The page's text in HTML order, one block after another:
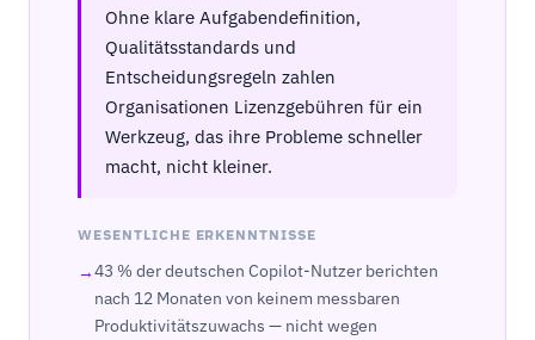
Ohne klare Aufgabendefinition,
Qualitätsstandards und
Entscheidungsregeln zahlen
Organisationen Lizenzgebühren für ein
Werkzeug, das ihre Probleme schneller
macht, nicht kleiner.
WESENTLICHE ERKENNTNISSE
43 % der deutschen Copilot-Nutzer berichten
nach 12 Monaten von keinem messbaren
Produktivitätszuwachs — nicht wegen